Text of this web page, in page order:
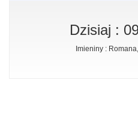
Dzisiaj :
Imieniny :